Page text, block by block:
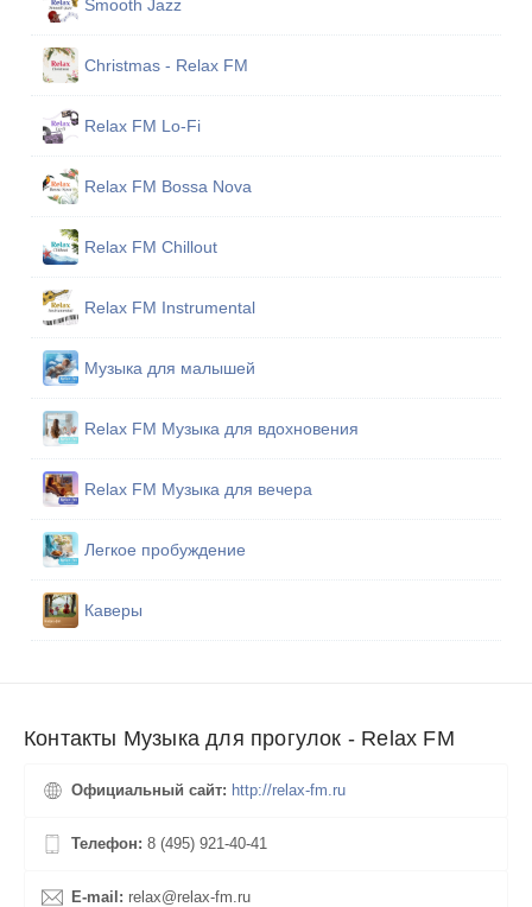
Smooth Jazz
Christmas - Relax FM
Relax FM Lo-Fi
Relax FM Bossa Nova
Relax FM Chillout
Relax FM Instrumental
Музыка для малышей
Relax FM Музыка для вдохновения
Relax FM Музыка для вечера
Легкое пробуждение
Каверы
Контакты Музыка для прогулок - Relax FM
Официальный сайт: http://relax-fm.ru
Телефон: 8 (495) 921-40-41
E-mail: relax@relax-fm.ru